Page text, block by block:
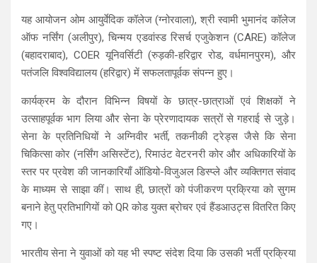
p
k
यह आयोजन ओम आयुर्वेदिक कॉलेज (ग्नोरवाला), श्री स्वामी भुमानंद कॉलेज
ऑफ नर्सिंग (अलीपुर), चिन्मय एडवांस्ड रिसर्च एजुकेशन (CARE) कॉलेज
(बहादराबाद), COER यूनिवर्सिटी (रुड़की-हरिद्वार रोड, वर्धमानपुरम), और
पतंजलि विश्वविद्यालय (हरिद्वार) में सफलतापूर्वक संपन्न हुए।
कार्यक्रम के दौरान विभिन्न विषयों के छात्र-छात्राओं एवं शिक्षकों ने
उत्साहपूर्वक भाग लिया और सेना के प्रेरणादायक सत्रों से गहराई से जुड़े।
सेना के प्रतिनिधियों ने अग्निवीर भर्ती, तकनीकी ट्रेड्स जैसे कि सेना
चिकित्सा कोर (नर्सिंग असिस्टेंट), रिमाउंट वेटरनरी कोर और अधिकारियों के
स्तर पर प्रवेश की जानकारियाँ ऑडियो-विजुअल डिस्प्ले और व्यक्तिगत संवाद
के माध्यम से साझा कीं। साथ ही, छात्रों को पंजीकरण प्रक्रिया को सुगम
बनाने हेतु प्रतिभागियों को QR कोड युक्त ब्रोचर एवं हैंडआउट्स वितरित किए
गए।
भारतीय सेना ने युवाओं को यह भी स्पष्ट संदेश दिया कि उसकी भर्ती प्रक्रिया